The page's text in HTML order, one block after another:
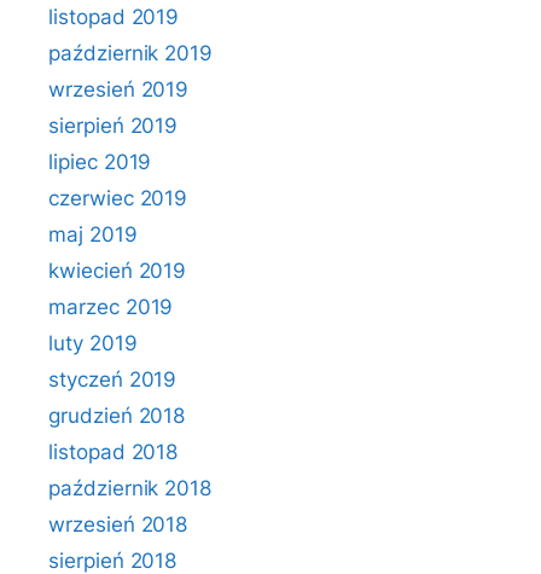
listopad 2019
październik 2019
wrzesień 2019
sierpień 2019
lipiec 2019
czerwiec 2019
maj 2019
kwiecień 2019
marzec 2019
luty 2019
styczeń 2019
grudzień 2018
listopad 2018
październik 2018
wrzesień 2018
sierpień 2018